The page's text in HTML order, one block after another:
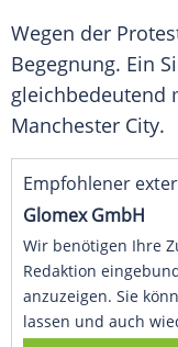
Wegen der
Begegnung. Ein
gleichbedeutend
Manchester City.
Empfohlener
Glomex GmbH
Wir benötigen Ihre
Redaktion
anzuzeigen. Sie
lassen und auch